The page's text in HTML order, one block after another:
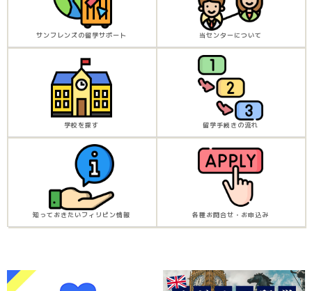
サンフレンズの留学サポート 当センターについて
学校を探す 留学手続きの流れ
知っておきたいフィリピン情報 各種お問合せ・お申込み